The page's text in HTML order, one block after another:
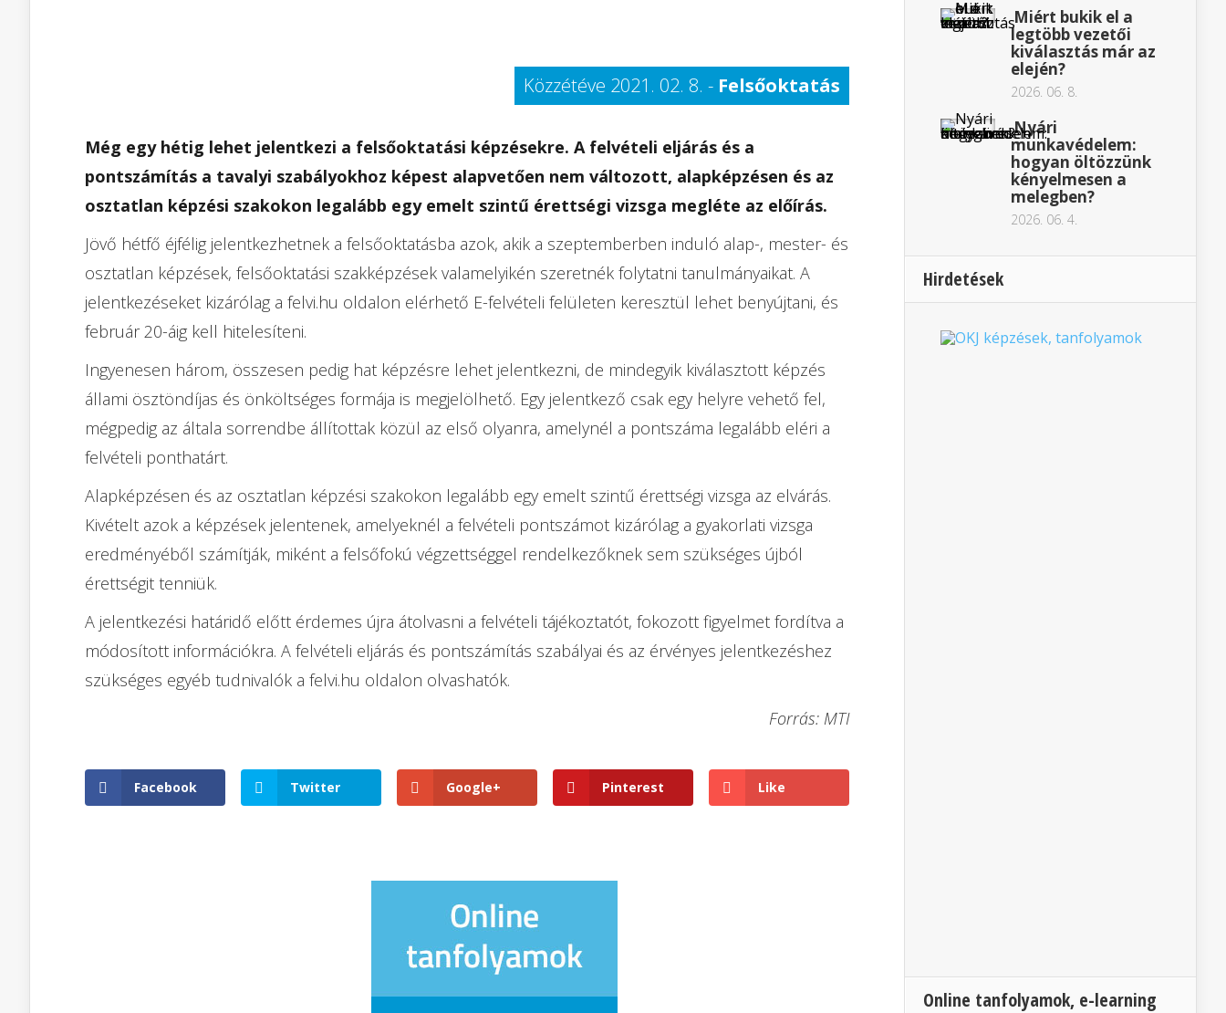
Közzétéve 2021. 02. 8. - Felsőoktatás
Még egy hétig lehet jelentkezi a felsőoktatási képzésekre. A felvételi eljárás és a
pontszámítás a tavalyi szabályokhoz képest alapvetően nem változott, alapképzésen és az
osztatlan képzési szakokon legalább egy emelt szintű érettségi vizsga megléte az előírás.
Jövő hétfő éjfélig jelentkezhetnek a felsőoktatásba azok, akik a szeptemberben induló alap-, mester- és
osztatlan képzések, felsőoktatási szakképzések valamelyikén szeretnék folytatni tanulmányaikat. A
jelentkezéseket kizárólag a felvi.hu oldalon elérhető E-felvételi felületen keresztül lehet benyújtani, és
február 20-áig kell hitelesíteni.
Ingyenesen három, összesen pedig hat képzésre lehet jelentkezni, de mindegyik kiválasztott képzés
állami ösztöndíjas és önköltséges formája is megjelölhető. Egy jelentkező csak egy helyre vehető fel,
mégpedig az általa sorrendbe állítottak közül az első olyanra, amelynél a pontszáma legalább eléri a
felvételi ponthatárt.
Alapképzésen és az osztatlan képzési szakokon legalább egy emelt szintű érettségi vizsga az elvárás.
Kivételt azok a képzések jelentenek, amelyeknél a felvételi pontszámot kizárólag a gyakorlati vizsga
eredményéből számítják, miként a felsőfokú végzettséggel rendelkezőknek sem szükséges újból
érettségit tenniük.
A jelentkezési határidő előtt érdemes újra átolvasni a felvételi tájékoztatót, fokozott figyelmet fordítva a
módosított információkra. A felvételi eljárás és pontszámítás szabályai és az érvényes jelentkezéshez
szükséges egyéb tudnivalók a felvi.hu oldalon olvashatók.
Forrás: MTI
Facebook Twitter Google+ Pinterest Like
Miért bukik el a
legtöbb vezetői
kiválasztás már az
elején?
2026. 06. 8.
Nyári
munkavédelem:
hogyan öltözzünk
kényelmesen a
melegben?
2026. 06. 4.
Hirdetések
Online tanfolyamok, e-learning